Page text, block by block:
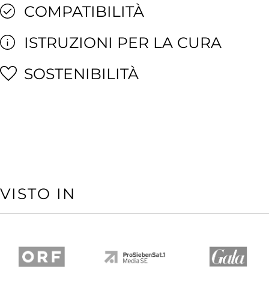
COMPATIBILITÀ
ISTRUZIONI PER LA CURA
SOSTENIBILITÀ
VISTO IN